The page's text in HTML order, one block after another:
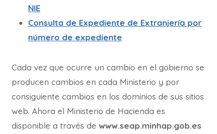
NIE
Consulta de Expediente de Extranjería por
número de expediente
Cada vez que ocurre un cambio en el gobierno se
producen cambios en cada Ministerio y por
consiguiente cambios en los dominios de sus sitios
web. Ahora el Ministerio de Hacienda es
disponible a través de www.seap.minhap.gob.es